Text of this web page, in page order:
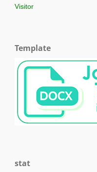
Visitor
Template
stat